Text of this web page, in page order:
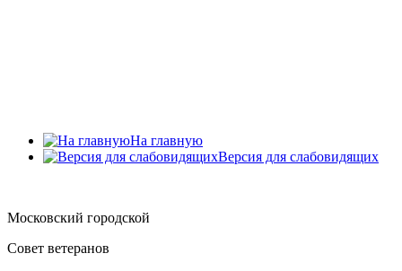
На главную
Версия для слабовидящих
Московский городской
Совет ветеранов